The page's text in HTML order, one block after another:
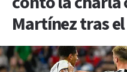
Martínez tras